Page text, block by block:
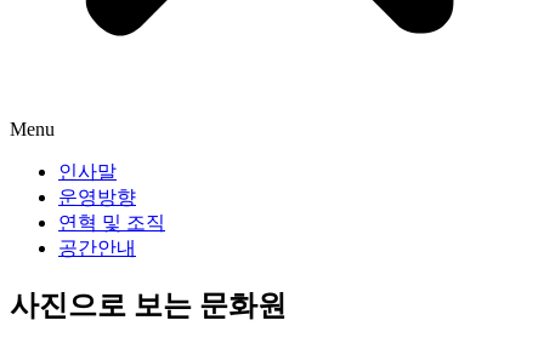
Menu
인사말
운영방향
연혁 및 조직
공간안내
사진으로 보는 문화원